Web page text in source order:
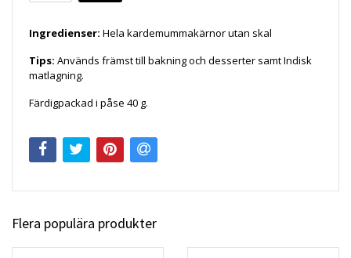
Ingredienser: Hela kardemummakärnor utan skal
Tips: Används främst till bakning och desserter samt Indisk
matlagning.
Färdigpackad i påse 40 g.
Flera populära produkter